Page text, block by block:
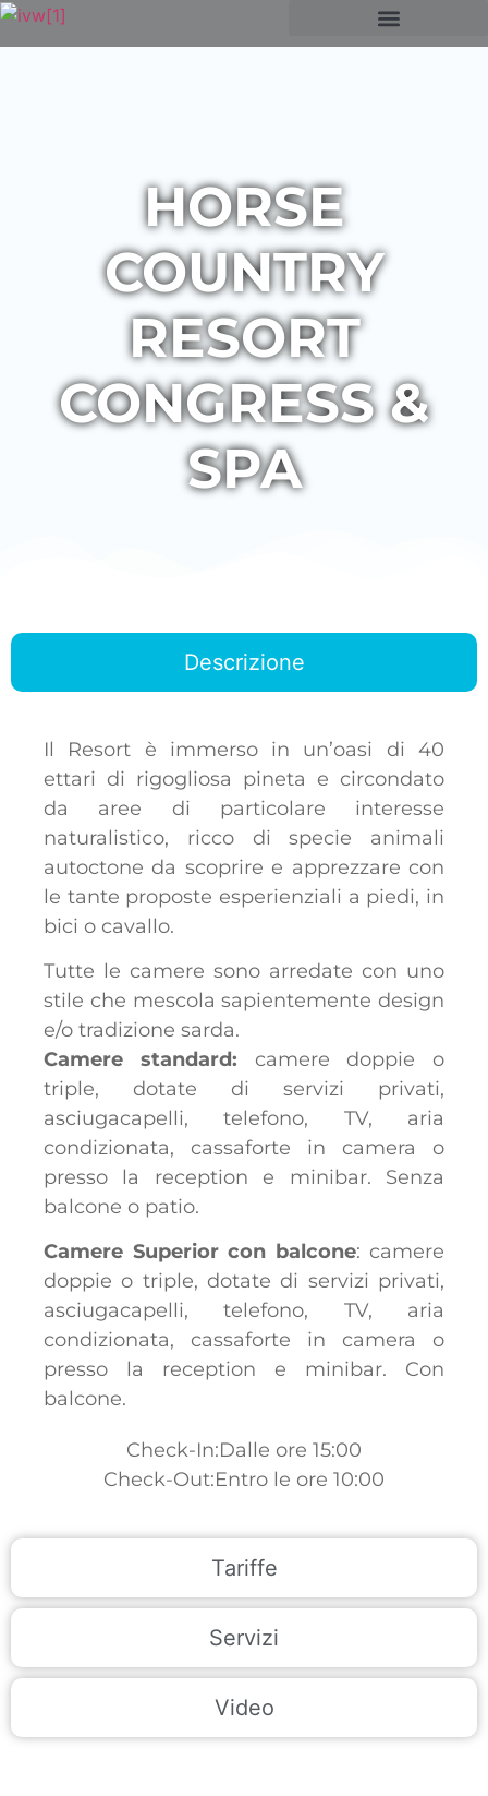
HORSE
COUNTRY
RESORT
CONGRESS &
SPA
Descrizione
Tariffe
Servizi
Video
Il Resort è immerso in un’oasi di 40
ettari di rigogliosa pineta e circondato
da aree di particolare interesse
naturalistico, ricco di specie animali
autoctone da scoprire e apprezzare con
le tante proposte esperienziali a piedi, in
bici o cavallo.
Tutte le camere sono arredate con uno
stile che mescola sapientemente design
e/o tradizione sarda.
Camere standard: camere doppie o
triple, dotate di servizi privati,
asciugacapelli, telefono, TV, aria
condizionata, cassaforte in camera o
presso la reception e minibar. Senza
balcone o patio.
Camere Superior con balcone: camere
doppie o triple, dotate di servizi privati,
asciugacapelli, telefono, TV, aria
condizionata, cassaforte in camera o
presso la reception e minibar. Con
balcone.
Check-In:Dalle ore 15:00
Check-Out:Entro le ore 10:00